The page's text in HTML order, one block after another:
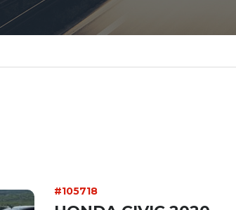
#105718